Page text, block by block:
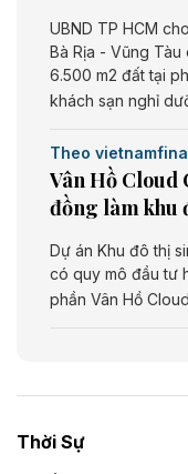
UBND TP HCM
Bà Rịa - Vũng
6.500 m2 đất tại
khách sạn nghỉ
Theo
Vân Hồ Cloud
đồng làm khu
Dự án Khu đô thị
có quy mô đầu tư
phần Vân Hồ
Dự án Nhà máy xử
Thời Sự